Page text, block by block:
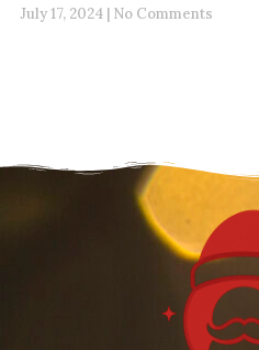
July 17, 2024 No Comments